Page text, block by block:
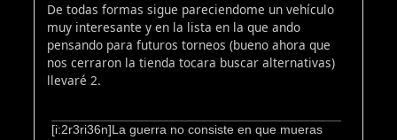
De todas formas sigue pareciendome un vehículo
muy interesante y en la lista en la que ando
pensando para futuros torneos (bueno ahora que
nos cerraron la tienda tocara buscar alternativas)
llevaré 2.
[i:2r3ri36n]La guerra no consiste en que mueras